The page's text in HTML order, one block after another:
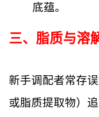
底蕴。
三、脂质与溶
新手调配者常存
或脂质提取物）追